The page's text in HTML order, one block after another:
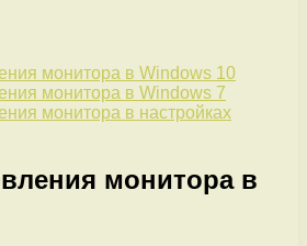
монитора в Windows 10
монитора в Windows 7
монитора в настройках
монитора в